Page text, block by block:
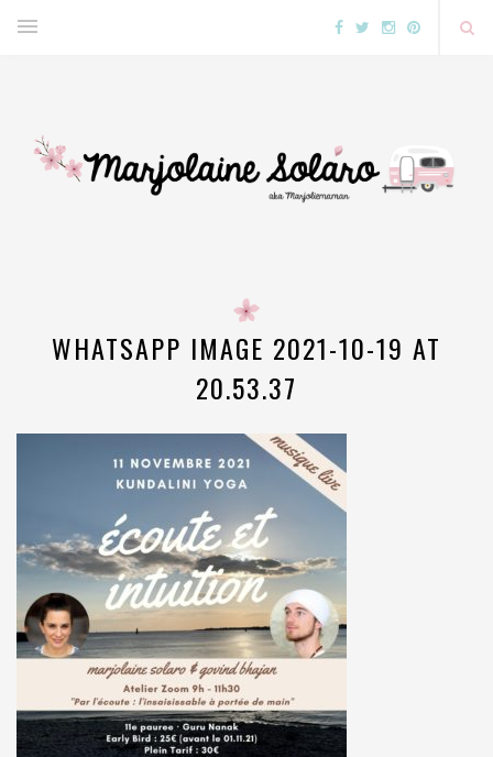
WHATSAPP IMAGE 2021-10-19 AT
20.53.37